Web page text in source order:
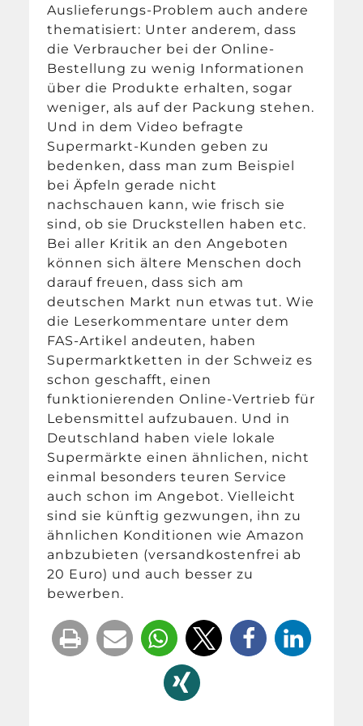
Auslieferungs-Problem auch andere
thematisiert: Unter anderem, dass
die Verbraucher bei der Online-
Bestellung zu wenig Informationen
über die Produkte erhalten, sogar
weniger, als auf der Packung stehen.
Und in dem Video befragte
Supermarkt-Kunden geben zu
bedenken, dass man zum Beispiel
bei Äpfeln gerade nicht
nachschauen kann, wie frisch sie
sind, ob sie Druckstellen haben etc.
Bei aller Kritik an den Angeboten
können sich ältere Menschen doch
darauf freuen, dass sich am
deutschen Markt nun etwas tut. Wie
die Leserkommentare unter dem
FAS-Artikel andeuten, haben
Supermarktketten in der Schweiz es
schon geschafft, einen
funktionierenden Online-Vertrieb für
Lebensmittel aufzubauen. Und in
Deutschland haben viele lokale
Supermärkte einen ähnlichen, nicht
einmal besonders teuren Service
auch schon im Angebot. Vielleicht
sind sie künftig gezwungen, ihn zu
ähnlichen Konditionen wie Amazon
anbzubieten (versandkostenfrei ab
20 Euro) und auch besser zu
bewerben.